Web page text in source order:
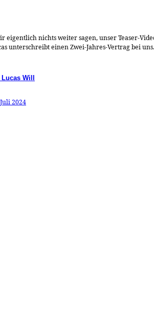
eigentlich nichts weiter sagen, unser Teaser-
unterschreibt einen Zwei-Jahres-Vertrag bei
Will
2024